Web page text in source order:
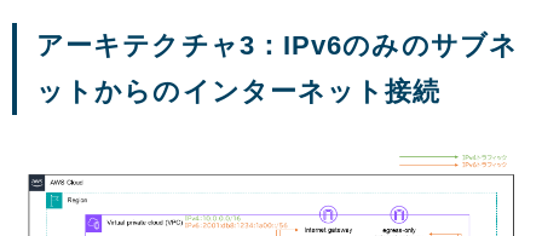
アーキテクチャ3：IPv6のみのサブネ
ットからのインターネット接続